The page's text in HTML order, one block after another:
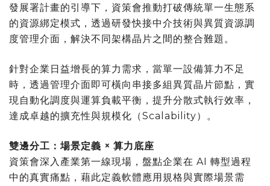
發展署計畫的引導下，資策會推動打破傳統單一生態系
的資源綁定模式，透過研發快接中介技術與異質資源調
度管理介面，解決不同架構晶片之間的整合難題。
針對企業日益增長的算力需求，當單一設備算力不足
時，透過管理介面即可橫向串接多組異質晶片節點，實
現自動化調度與運算負載平衡，提升分散式執行效率，
達成卓越的擴充性與規模化（Scalability）。
雙邊分工：場景定義 × 算力底座
資策會深入產業第一線現場，盤點企業在 AI 轉型過程
中的真實痛點，藉此定義軟體應用規格與實際場景需